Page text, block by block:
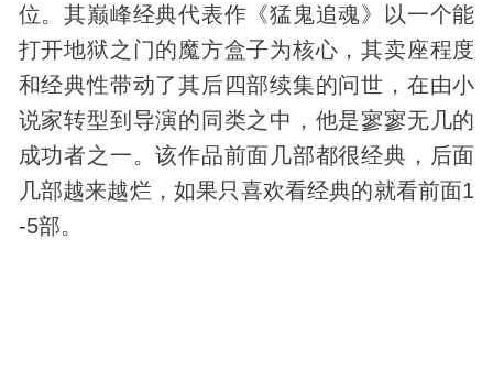
位。其巅峰经典代表作《猛鬼追魂》以一个能
打开地狱之门的魔方盒子为核心，其卖座程度
和经典性带动了其后四部续集的问世，在由小
说家转型到导演的同类之中，他是寥寥无几的
成功者之一。该作品前面几部都很经典，后面
几部越来越烂，如果只喜欢看经典的就看前面1
-5部。